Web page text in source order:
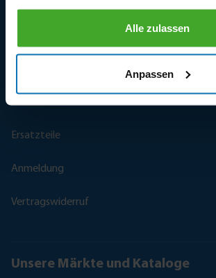
gesammelt haben.
Alle zulassen
Anpassen
Kundendienst
Kontaktieren Sie uns
Ersatzteile
Anmeldung
Vertragswiderruf
Unsere Märkte und Kataloge